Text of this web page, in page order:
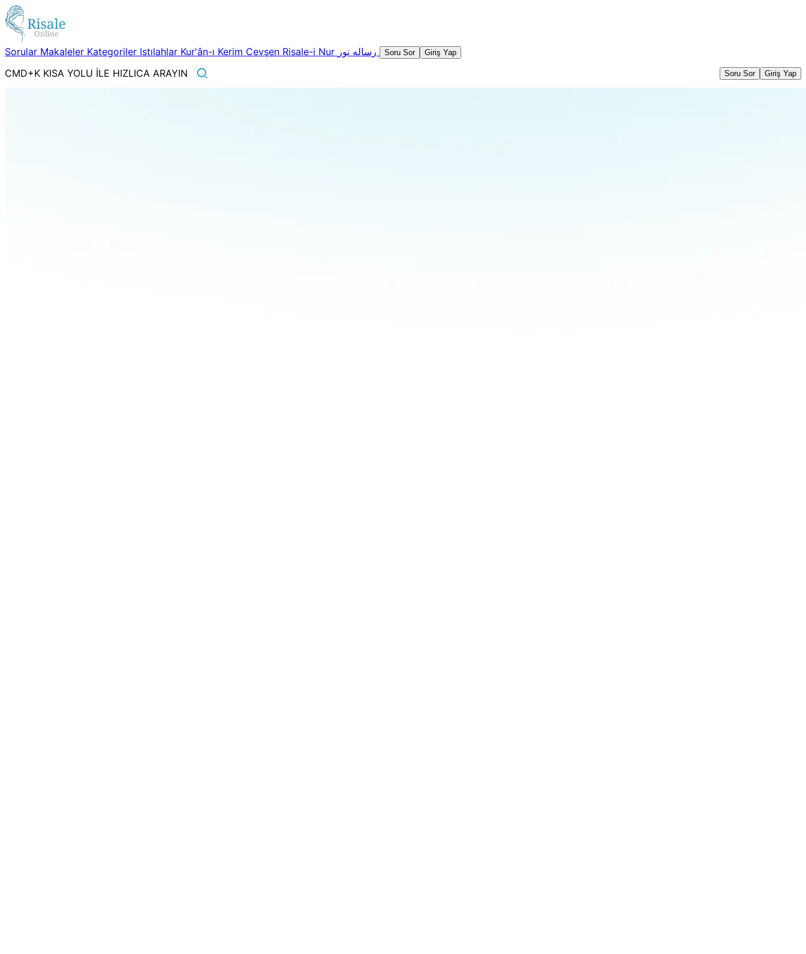
Sorular Makaleler Kategoriler Istılahlar Kur'ân-ı Kerim Cevşen Risale-i Nur Soru Sor Giriş Yap
CMD+K KISA YOLU İLE HIZLICA ARAYIN Soru Sor Giriş Yap